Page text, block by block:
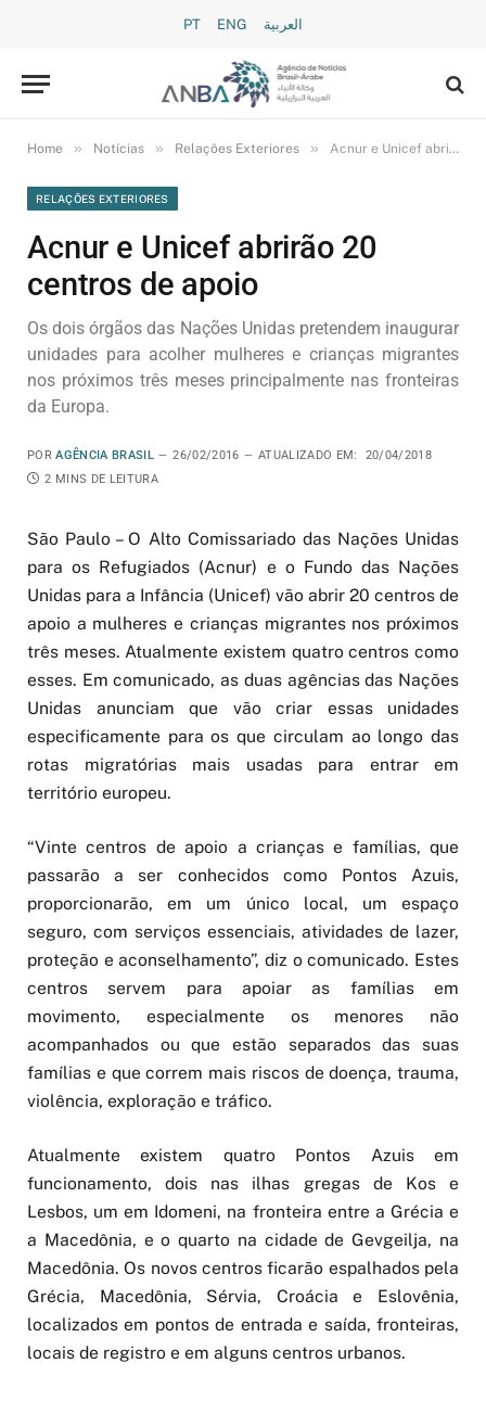
PT ENG العربية
Home » Notícias » Relações Exteriores » Acnur e Unicef abrirão 20 centros de apoio
RELAÇÕES EXTERIORES
Acnur e Unicef abrirão 20
centros de apoio
Os dois órgãos das Nações Unidas pretendem inaugurar
unidades para acolher mulheres e crianças migrantes
nos próximos três meses principalmente nas fronteiras
da Europa.
POR AGÊNCIA BRASIL 26/02/2016 ATUALIZADO EM:
20/04/2018
2 MINS DE LEITURA
São Paulo – O Alto Comissariado das Nações Unidas
para os Refugiados (Acnur) e o Fundo das Nações
Unidas para a Infância (Unicef) vão abrir 20 centros de
apoio a mulheres e crianças migrantes nos próximos
três meses. Atualmente existem quatro centros como
esses. Em comunicado, as duas agências das Nações
Unidas anunciam que vão criar essas unidades
especificamente para os que circulam ao longo das
rotas migratórias mais usadas para entrar em
território europeu.
“Vinte centros de apoio a crianças e famílias, que
passarão a ser conhecidos como Pontos Azuis,
proporcionarão, em um único local, um espaço
seguro, com serviços essenciais, atividades de lazer,
proteção e aconselhamento”, diz o comunicado. Estes
centros servem para apoiar as famílias em
movimento, especialmente os menores não
acompanhados ou que estão separados das suas
famílias e que correm mais riscos de doença, trauma,
violência, exploração e tráfico.
Atualmente existem quatro Pontos Azuis em
funcionamento, dois nas ilhas gregas de Kos e
Lesbos, um em Idomeni, na fronteira entre a Grécia e
a Macedônia, e o quarto na cidade de Gevgeilja, na
Macedônia. Os novos centros ficarão espalhados pela
Grécia, Macedônia, Sérvia, Croácia e Eslovênia,
localizados em pontos de entrada e saída, fronteiras,
locais de registro e em alguns centros urbanos.